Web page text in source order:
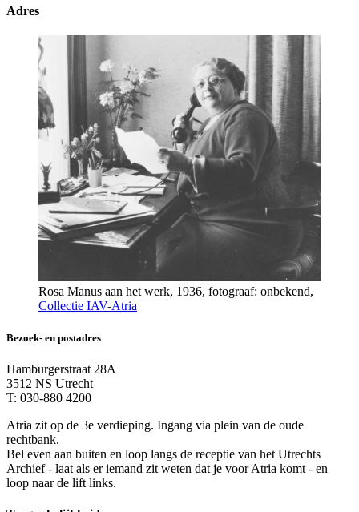
Adres
Rosa Manus aan het werk, 1936, fotograaf: onbekend,
Collectie IAV-Atria
Bezoek- en postadres
Hamburgerstraat 28A
3512 NS Utrecht
T: 030-880 4200
Atria zit op de 3e verdieping. Ingang via plein van de oude
rechtbank.
Bel even aan buiten en loop langs de receptie van het Utrechts
Archief - laat als er iemand zit weten dat je voor Atria komt - en
loop naar de lift links.